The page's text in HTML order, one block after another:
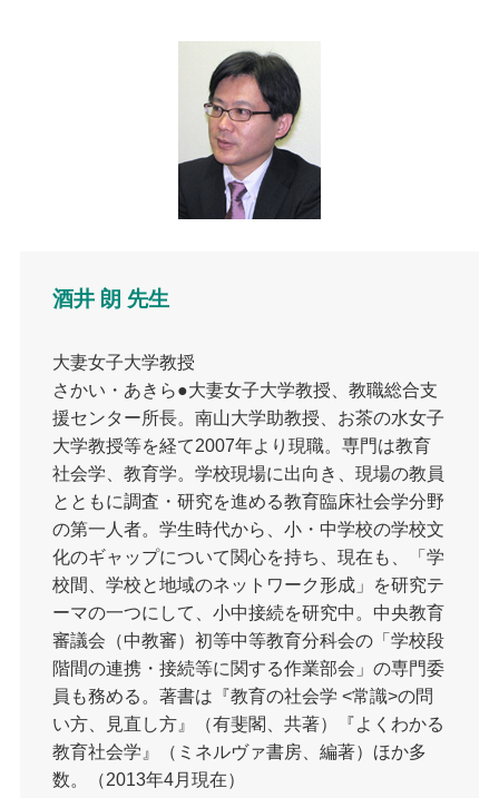
酒井 朗 先生
大妻女子大学教授
さかい・あきら●大妻女子大学教授、教職総合支
援センター所長。南山大学助教授、お茶の水女子
大学教授等を経て2007年より現職。専門は教育
社会学、教育学。学校現場に出向き、現場の教員
とともに調査・研究を進める教育臨床社会学分野
の第一人者。学生時代から、小・中学校の学校文
化のギャップについて関心を持ち、現在も、「学
校間、学校と地域のネットワーク形成」を研究テ
ーマの一つにして、小中接続を研究中。中央教育
審議会（中教審）初等中等教育分科会の「学校段
階間の連携・接続等に関する作業部会」の専門委
員も務める。著書は『教育の社会学 <常識>の問
い方、見直し方』（有斐閣、共著）『よくわかる
教育社会学』（ミネルヴァ書房、編著）ほか多
数。（2013年4月現在）